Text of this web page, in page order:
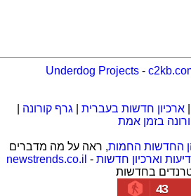
Underdog Projects-
|ארכיון חדשות בעברית גרף קורונה
בזמן אמת
החדשות החמות, ראה על מה מדברים
וארכיון חדשות -
newstrends.co.il
בחדשות
43